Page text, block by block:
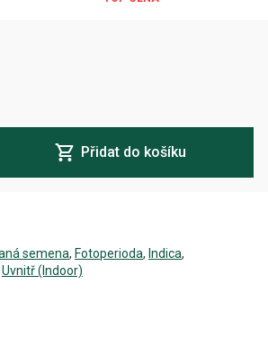
Přidat do košíku
semena, Fotoperioda, Indica,
Uvnitř (Indoor)